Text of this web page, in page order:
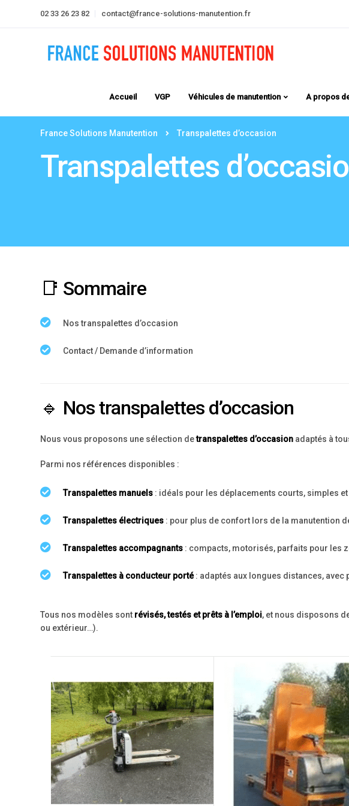
02 33 26 23 82 contact@france-solutions-manutention.fr
Accueil VGP Véhicules de manutention A propos
France Solutions Manutention Transpalettes d’occasion
Transpalettes
📑 Sommaire
Nos transpalettes d’occasion
Contact / Demande d’information
🔹 Nos transpalettes d’occasion
Nous vous proposons une sélection detranspalettes d’occasion adaptés à
Parmi nos références disponibles :
Transpalettes manuels : idéals pour les déplacements courts, simples
Transpalettes électriques : pour plus de confort lors de la manutention
Transpalettes accompagnants : compacts, motorisés, parfaits pour les
Transpalettes à conducteur porté: adaptés aux longues distances, avec
Tous nos modèles sont révisés, testés et prêts à l’emploi, et nous disposons
ou extérieur…).